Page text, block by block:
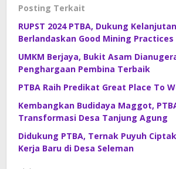
Posting Terkait
RUPST 2024 PTBA, Dukung
Berlandaskan Good Mining Practices
UMKM Berjaya, Bukit Asam
Penghargaan Pembina Terbaik
PTBA Raih Predikat Great Place To
Kembangkan Budidaya Maggot,
Transformasi Desa Tanjung Agung
Didukung PTBA, Ternak Puyuh
Kerja Baru di Desa Seleman